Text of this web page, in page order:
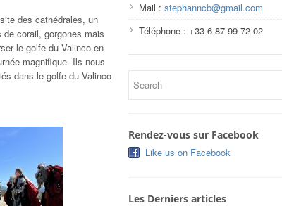
des cathédrales, un
corail, gorgones mais
le golfe du Valinco en
magnifique. Ils nous
dans le golfe du Valinco
Mail : stephanncb@gmail.com
Téléphone : +33 6 87 99 72 02
Rendez-vous sur Facebook
Like us on Facebook
Les Derniers articles